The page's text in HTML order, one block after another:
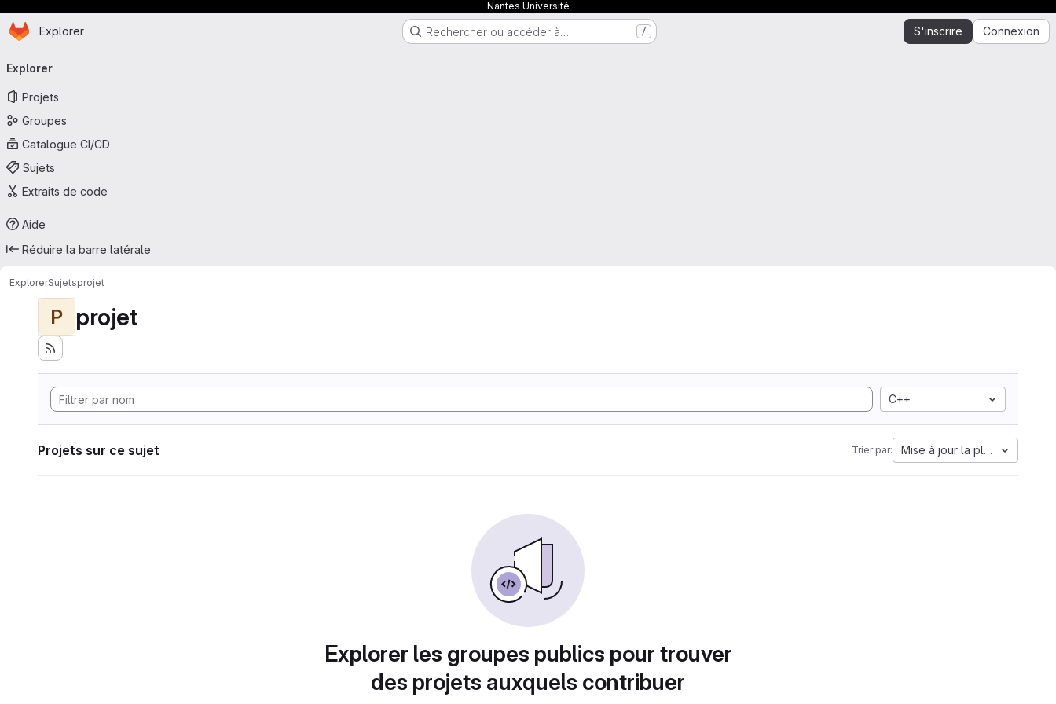
Nantes Université
Passer au contenu principal
Page d'accueil
Explorer Rechercher ou accéder à… / S'inscrire Connexion
principale
Explorer
Projets
Groupes
Catalogue CI/CD
Sujets
Extraits de code
Aide
Réduire la barre latérale
ExplorerSujetsprojet
P projet
C++
Projets sur ce sujet Trier par: Mise à jour la plus ancienne
Explorer les groupes publics pour trouver
des projets auxquels contribuer